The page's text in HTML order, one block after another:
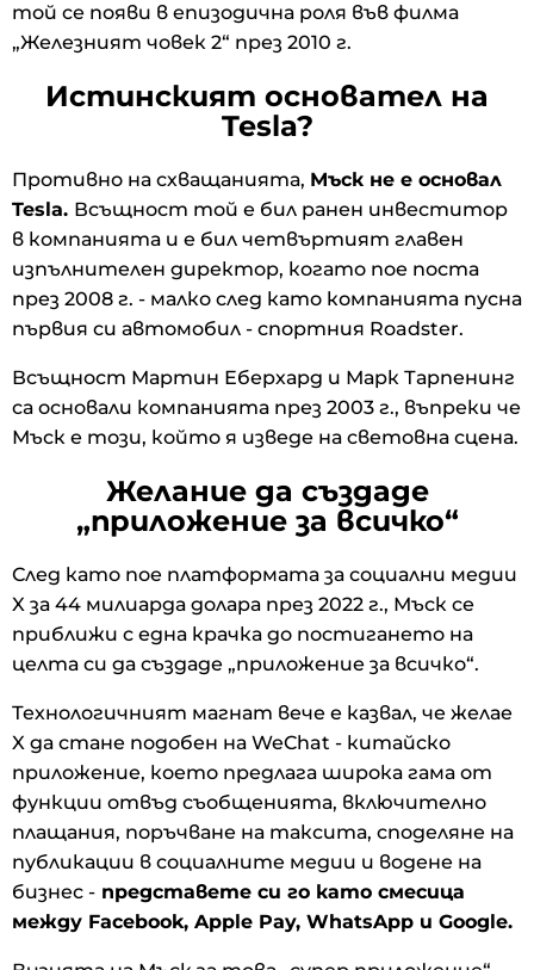
той се появи в епизодична роля във филма
„Железният човек 2“ през 2010 г.
Истинският основател на
Tesla?
Противно на схващанията, Мъск не е основал
Tesla. Всъщност той е бил ранен инвеститор
в компанията и е бил четвъртият главен
изпълнителен директор, когато пое поста
през 2008 г. - малко след като компанията пусна
първия си автомобил - спортния Roadster.
Всъщност Мартин Еберхард и Марк Тарпенинг
са основали компанията през 2003 г., въпреки че
Мъск е този, който я изведе на световна сцена.
Желание да създаде
„приложение за всичко“
След като пое платформата за социални медии
X за 44 милиарда долара през 2022 г., Мъск се
приближи с една крачка до постигането на
целта си да създаде „приложение за всичко“.
Технологичният магнат вече е казвал, че желае
X да стане подобен на WeChat - китайско
приложение, което предлага широка гама от
функции отвъд съобщенията, включително
плащания, поръчване на таксита, споделяне на
публикации в социалните медии и водене на
бизнес - представете си го като смесица
между Facebook, Apple Pay, WhatsApp и Google.